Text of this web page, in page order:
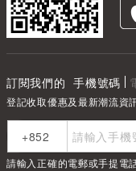
訂閱我們的 手機號碼
登記收取優惠及最新潮流資
請輸入正確的電郵或手提電